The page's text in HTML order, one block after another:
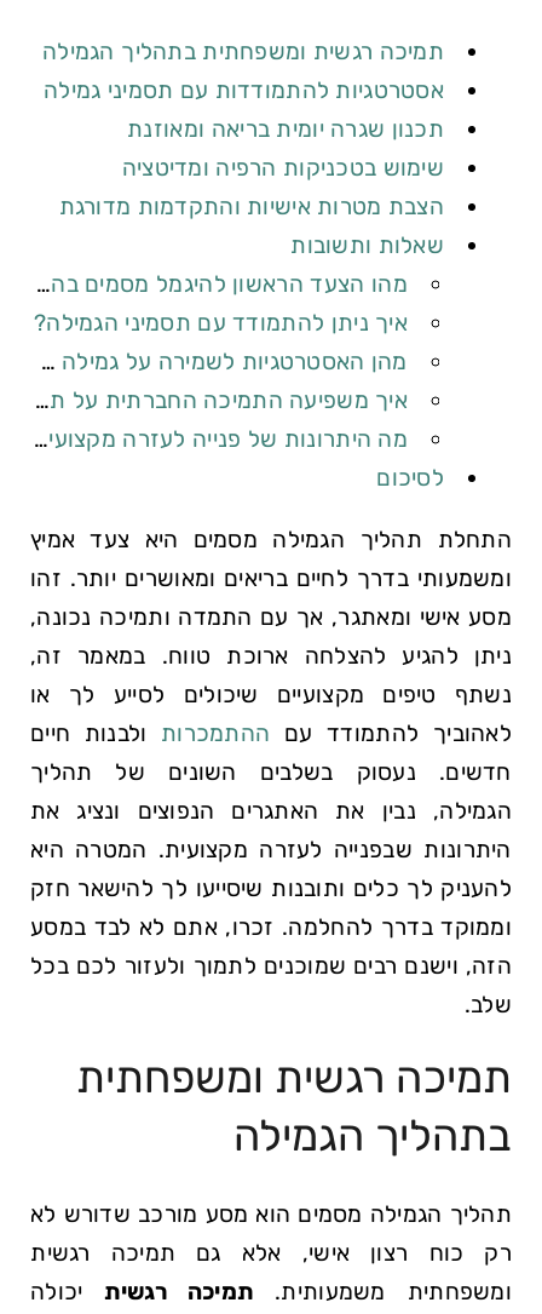
תמיכה רגשית ומשפחתית‌ בתהליך⁤ הגמילה
אסטרטגיות להתמודדות עם תסמיני גמילה
תכנון שגרה יומית בריאה ⁣ומאוזנת
שימוש‍ בטכניקות הרפיה ומדיטציה
הצבת מטרות אישיות והתקדמות מדורגת
שאלות ‍ותשובות
מהו⁤ הצעד ⁢הראשון להיגמל ⁢מסמים בהצלחה?
איך ניתן⁣ להתמודד עם תסמיני הגמילה?
⁢מהן האסטרטגיות לשמירה על גמילה ארוכת טווח?
איך משפיעה התמיכה החברתית על תהליך הגמילה?
מה היתרונות של ⁢פנייה ​לעזרה‍ מקצועית⁤ בתהליך הגמילה?
לסיכום
התחלת⁣ תהליך ⁣הגמילה מסמים היא צעד אמיץ
ומשמעותי ‍בדרך לחיים ‌בריאים ומאושרים ⁤יותר. זהו
מסע אישי ומאתגר,‌ אך​ עם​ התמדה ותמיכה​ נכונה,
ניתן להגיע להצלחה‍ ארוכת טווח. ⁢במאמר⁢ זה,
נשתף טיפים מקצועיים שיכולים⁤ לסייע ⁣לך או
לאהוביך ⁤להתמודד עם ההתמכרות ולבנות חיים
⁣חדשים. נעסוק​ בשלבים השונים של תהליך
הגמילה,⁢ נבין ⁤את האתגרים הנפוצים ונציג את
⁢היתרונות ⁢שבפנייה לעזרה מקצועית. המטרה ​היא
להעניק לך ‍כלים ותובנות שיסייעו⁤ לך להישאר חזק
וממוקד בדרך להחלמה. זכרו, אתם לא לבד במסע
הזה, וישנם רבים שמוכנים לתמוך ולעזור לכם בכל‌
שלב.
תמיכה רגשית ומשפחתית‌
בתהליך⁤ הגמילה
תהליך הגמילה ⁣מסמים הוא מסע מורכב⁣ שדורש לא​
רק ​כוח⁢ רצון אישי,⁢ אלא גם תמיכה רגשית⁣
ומשפחתית משמעותית. תמיכה רגשיתיכולה